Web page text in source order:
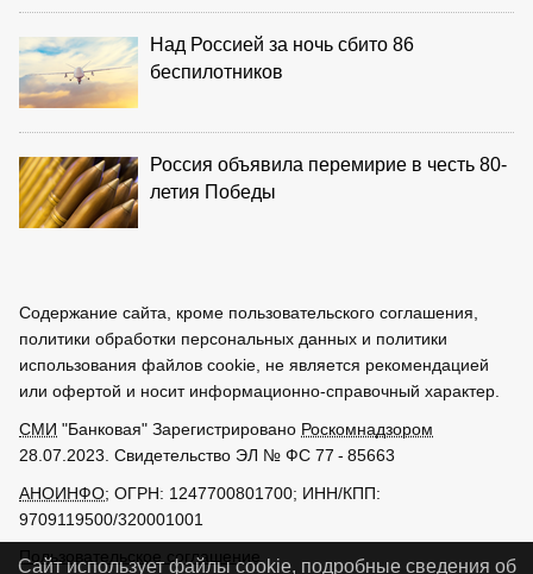
Над Россией за ночь сбито 86
беспилотников
Россия объявила перемирие в честь 80-
летия Победы
Содержание сайта, кроме пользовательского соглашения,
политики обработки персональных данных и политики
использования файлов cookie, не является рекомендацией
или офертой и носит информационно-справочный характер.
СМИ "Банковая" Зарегистрировано Роскомнадзором
28.07.2023. Свидетельство ЭЛ № ФС 77 - 85663
АНОИНФО; ОГРН: 1247700801700; ИНН/КПП:
9709119500/320001001
Пользовательское соглашение
Сайт использует файлы cookie, подробные сведения об